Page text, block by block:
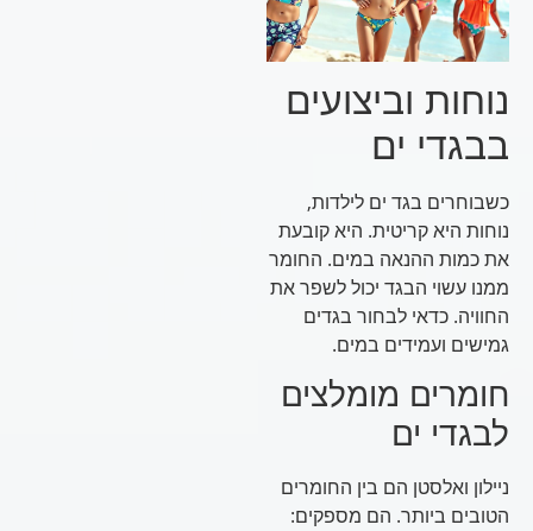
נוחות וביצועים
בבגדי ים
כשבוחרים בגד ים לילדות,
נוחות היא קריטית. היא קובעת
את כמות ההנאה במים. החומר
ממנו עשוי הבגד יכול לשפר את
החוויה. כדאי לבחור בגדים
גמישים ועמידים במים.
חומרים מומלצים
לבגדי ים
ניילון ואלסטן הם בין החומרים
הטובים ביותר. הם מספקים: